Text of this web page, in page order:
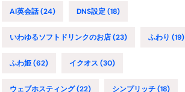
AI英会話(24) DNS設定(18)
いわゆるソフトドリンクのお店(23) ふわり (19)
ふわ姫(62) イクオス (30)
ウェブホスティング(22) シンプリッチ(18)